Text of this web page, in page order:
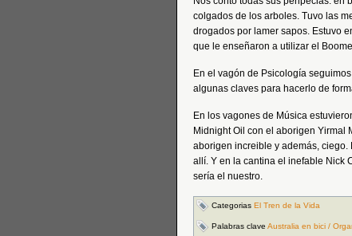
colgados de los arboles. Tuvo las
drogados por lamer sapos. Estuvo
que le enseñaron a utilizar el
En el vagón de Psicología
algunas claves para hacerlo de
En los vagones de Música
Midnight Oil con el aborigen Yirmal
aborigen increible y además,
allí. Y en la cantina el inefable Nick
sería el nuestro.
Categorias El Tren de la Vida
Palabras clave Australia en bici /